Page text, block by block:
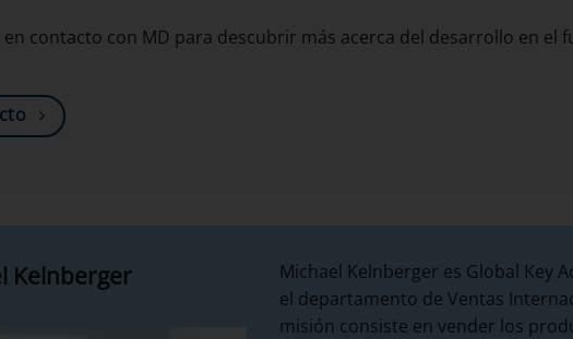
en contacto con MD para descubrir más acerca del desarrollo en el
Kelnberger
Michael Kelnberger es Global Key
el departamento de Ventas
misión consiste en vender los